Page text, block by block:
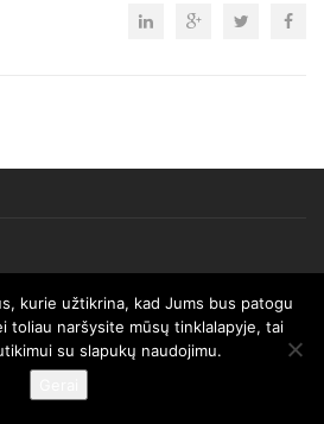
Visos teisės saugomos.
kurie užtikrina, kad Jums bus patogu
toliau naršysite mūsų tinklalapyje, tai
su slapukų naudojimu.